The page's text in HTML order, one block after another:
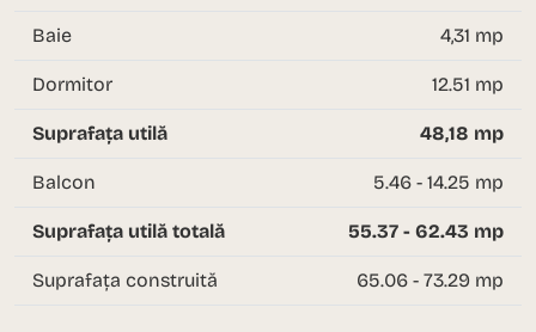
Baie 4,31 mp
Dormitor 12.51 mp
Suprafața utilă 48,18 mp
Balcon 5.46 - 14.25 mp
Suprafața utilă totală 55.37 - 62.43 mp
Suprafața construită 65.06 - 73.29 mp